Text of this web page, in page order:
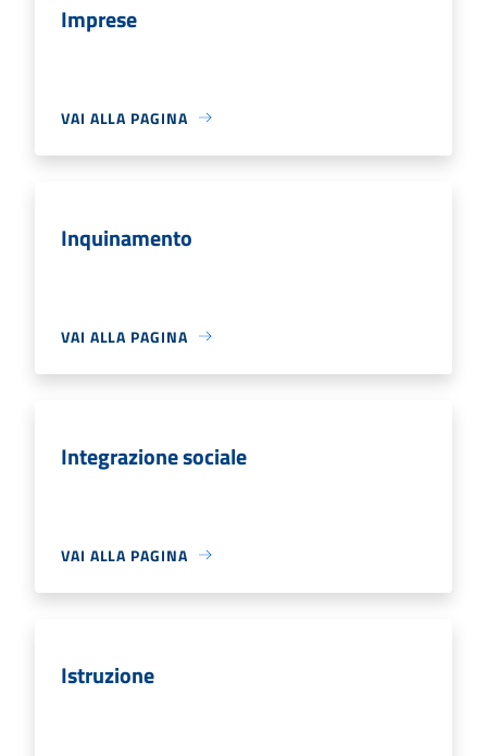
Imprese
VAI ALLA PAGINA
Inquinamento
VAI ALLA PAGINA
Integrazione sociale
VAI ALLA PAGINA
Istruzione